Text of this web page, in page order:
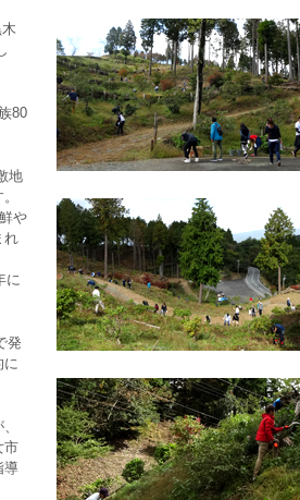
80
地
鮮
れ
に
発
に
市
導